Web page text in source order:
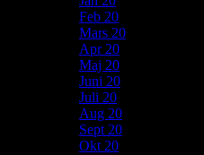
Feb 20
Mars 20
Apr 20
Maj 20
Juni 20
Juli 20
Aug 20
Sept 20
Okt 20